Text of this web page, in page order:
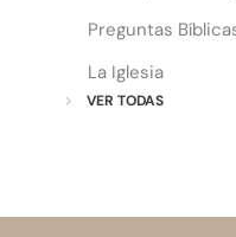
Preguntas
La Iglesia
VER TODAS